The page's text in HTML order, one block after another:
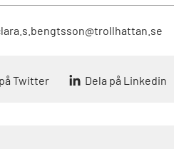
Twitter Dela på Linkedin